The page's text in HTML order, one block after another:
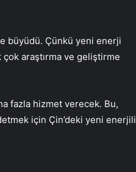
büyüdü. Çünkü yeni enerji
çok araştırma ve geliştirme
fazla hizmet verecek. Bu,
için Çin’deki yeni enerjili